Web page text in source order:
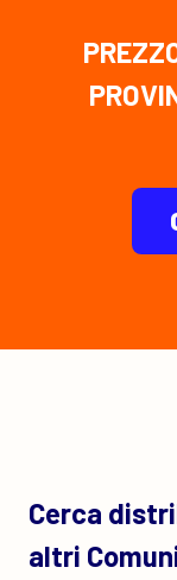
Cerca
altri